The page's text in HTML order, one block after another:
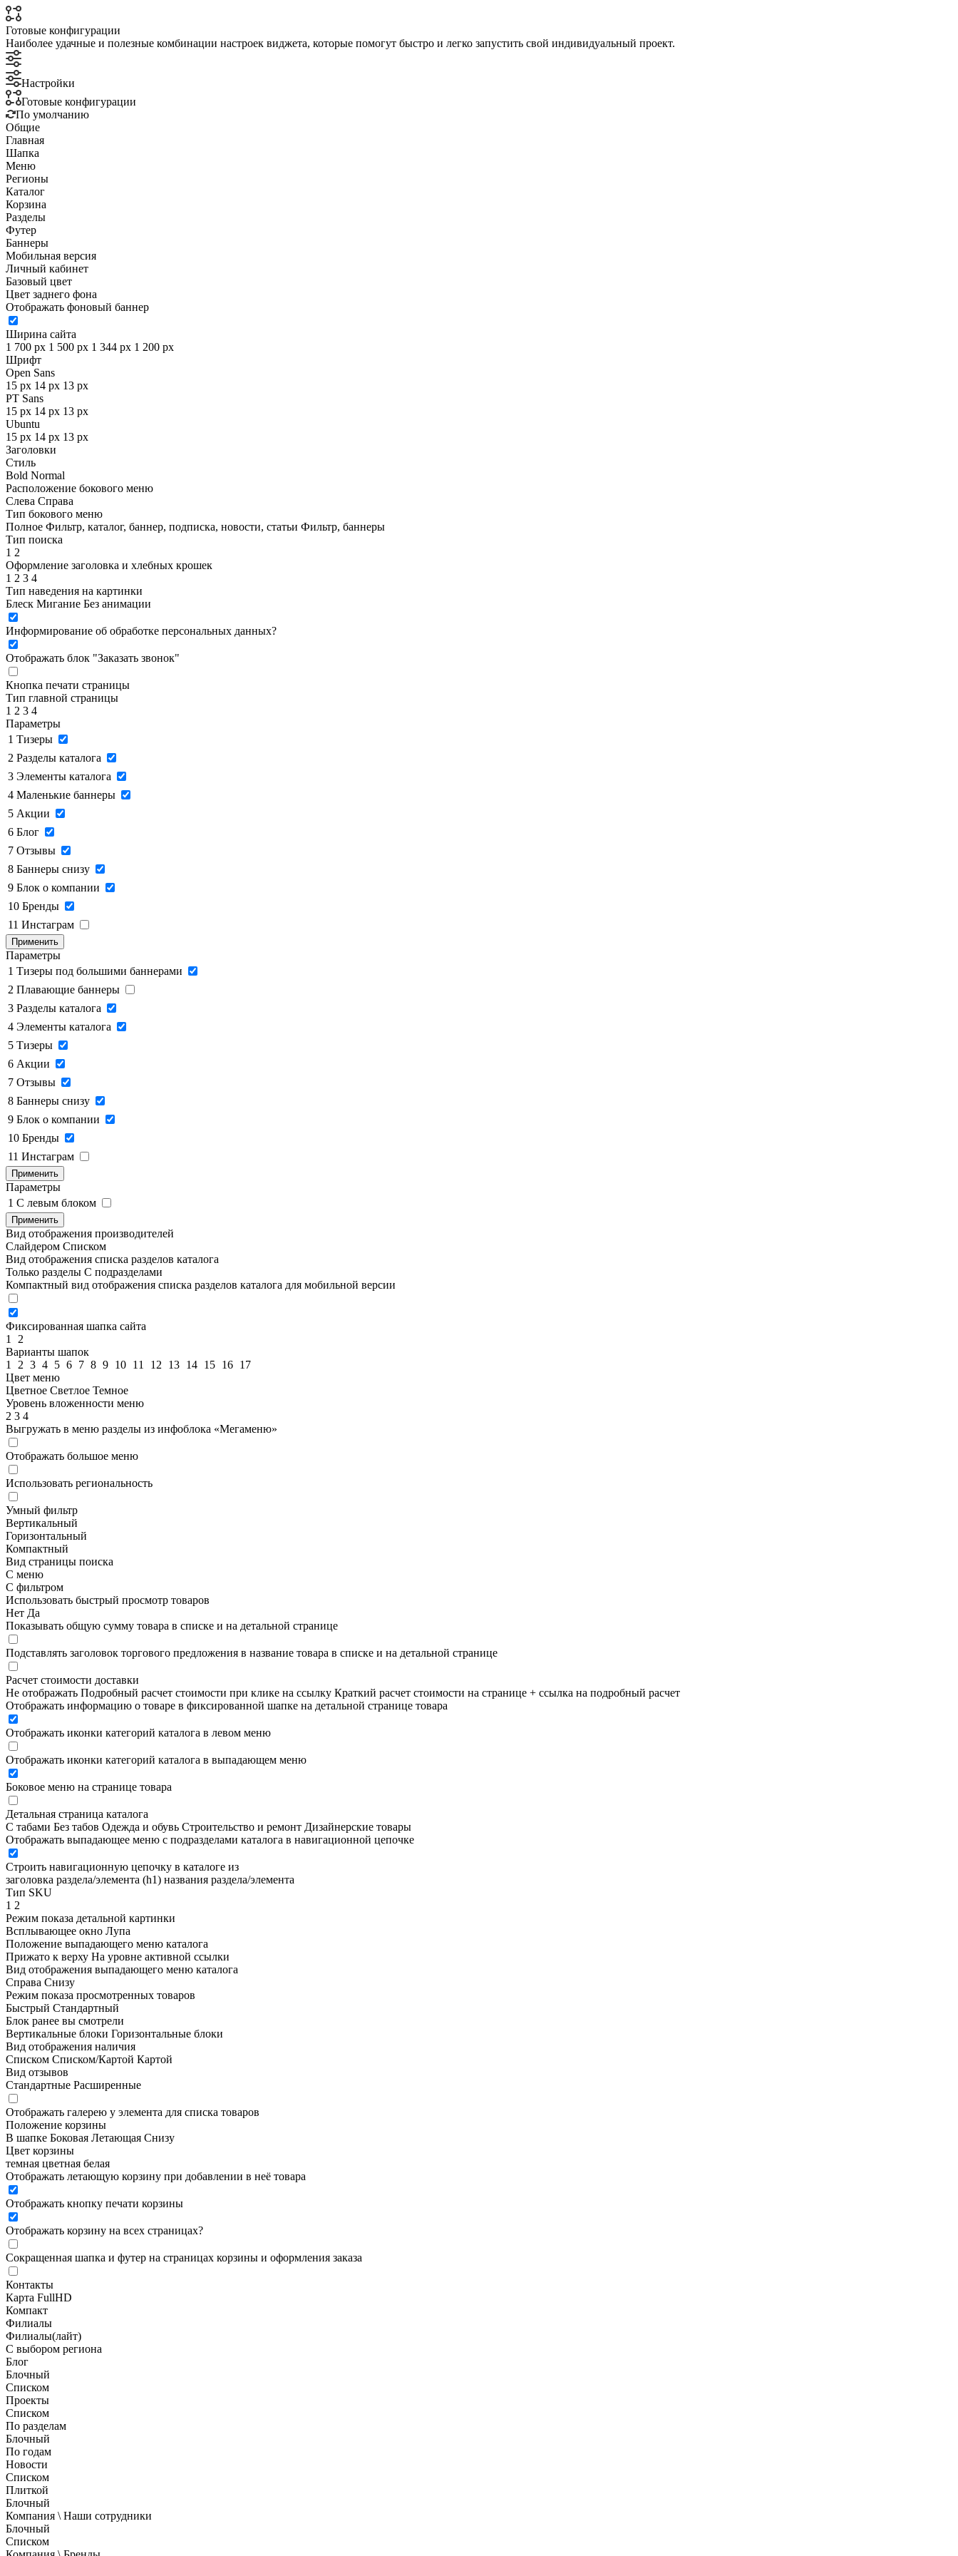
Готовые конфигурации
Наиболее удачные и полезные комбинации настроек виджета, которые помогут быстро и легко запустить свой индивидуальный проект.
Настройки
Готовые конфигурации
По умолчанию
Общие
Главная
Шапка
Меню
Регионы
Каталог
Корзина
Разделы
Футер
Баннеры
Мобильная версия
Личный кабинет
Базовый цвет
Цвет заднего фона
Отображать фоновый баннер
Ширина сайта
1 700 px 1 500 px 1 344 px 1 200 px
Шрифт
Open Sans
15 px 14 px 13 px
PT Sans
15 px 14 px 13 px
Ubuntu
15 px 14 px 13 px
Заголовки
Стиль
Bold Normal
Расположение бокового меню
Слева Справа
Тип бокового меню
Полное Фильтр, каталог, баннер, подписка, новости, статьи Фильтр, баннеры
Тип поиска
1 2
Оформление заголовка и хлебных крошек
1 2 3 4
Тип наведения на картинки
Блеск Мигание Без анимации
Информирование об обработке персональных данных?
Отображать блок "Заказать звонок"
Кнопка печати страницы
Тип главной страницы
1 2 3 4
Параметры
1 Тизеры
2 Разделы каталога
3 Элементы каталога
4 Маленькие баннеры
5 Акции
6 Блог
7 Отзывы
8 Баннеры снизу
9 Блок о компании
10 Бренды
11 Инстаграм
Применить
Параметры
1 Тизеры под большими баннерами
2 Плавающие баннеры
3 Разделы каталога
4 Элементы каталога
5 Тизеры
6 Акции
7 Отзывы
8 Баннеры снизу
9 Блок о компании
10 Бренды
11 Инстаграм
Применить
Параметры
1 C левым блоком
Применить
Вид отображения производителей
Слайдером Списком
Вид отображения списка разделов каталога
Только разделы С подразделами
Компактный вид отображения списка разделов каталога для мобильной версии
Фиксированная шапка сайта
1
2
Варианты шапок
1
2 3 4 5 6 7 8 9 10 11 12 13 14 15 16 17
Цвет меню
Цветное Светлое Темное
Уровень вложенности меню
2 3 4
Выгружать в меню разделы из инфоблока «Мегаменю»
Отображать большое меню
Использовать региональность
Умный фильтр
Вертикальный
Горизонтальный
Компактный
Вид страницы поиска
С меню
С фильтром
Использовать быстрый просмотр товаров
Нет Да
Показывать общую сумму товара в списке и на детальной странице
Подставлять заголовок торгового предложения в название товара в списке и на детальной странице
Расчет стоимости доставки
Не отображать Подробный расчет стоимости при клике на ссылку Краткий расчет стоимости на странице + ссылка на подробный расчет
Отображать информацию о товаре в фиксированной шапке на детальной странице товара
Отображать иконки категорий каталога в левом меню
Отображать иконки категорий каталога в выпадающем меню
Боковое меню на странице товара
Детальная страница каталога
С табами Без табов Одежда и обувь Строительство и ремонт Дизайнерские товары
Отображать выпадающее меню с подразделами каталога в навигационной цепочке
Строить навигационную цепочку в каталоге из
заголовка раздела/элемента (h1) названия раздела/элемента
Тип SKU
1 2
Режим показа детальной картинки
Всплывающее окно Лупа
Положение выпадающего меню каталога
Прижато к верху На уровне активной ссылки
Вид отображения выпадающего меню каталога
Справа Снизу
Режим показа просмотренных товаров
Быстрый Стандартный
Блок ранее вы смотрели
Вертикальные блоки Горизонтальные блоки
Вид отображения наличия
Списком Списком/Картой Картой
Вид отзывов
Стандартные Расширенные
Отображать галерею у элемента для списка товаров
Положение корзины
В шапке Боковая Летающая Снизу
Цвет корзины
темная цветная белая
Отображать летающую корзину при добавлении в неё товара
Отображать кнопку печати корзины
Отображать корзину на всех страницах?
Сокращенная шапка и футер на страницах корзины и оформления заказа
Контакты
Карта FullHD
Компакт
Филиалы
Филиалы(лайт)
С выбором региона
Блог
Блочный
Списком
Проекты
Списком
По разделам
Блочный
По годам
Новости
Списком
Плиткой
Блочный
Компания \ Наши сотрудники
Блочный
Списком